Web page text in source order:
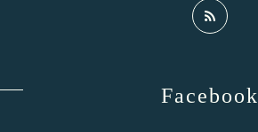
Facebook